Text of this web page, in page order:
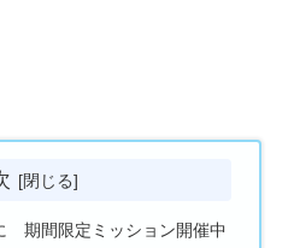
期間限定ミッション開催中